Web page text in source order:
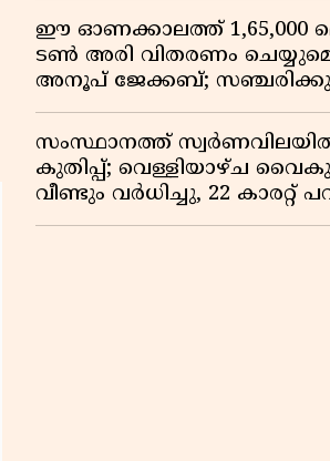
ഈ ഓണക്കാലത്ത് 1,65,000
ടൺ അരി വിതരണം
അനൂപ് ജേക്കബ്;
റേഷൻ കടകൾക്ക് തുടക്കം
സംസ്ഥാനത്ത്
കുതിപ്പ്; വെള്ളിയാഴ്ച
വീണ്ടും വർധിച്ചു, 22 കാരറ്റ്
1,10,920 രൂപയായി